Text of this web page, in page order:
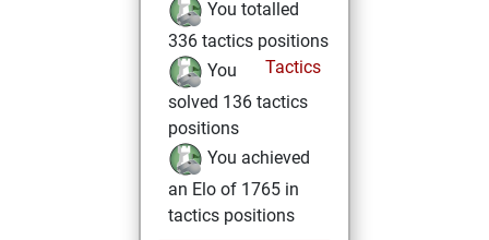
You totalled
336 tactics positions
Tactics
You
solved 136 tactics
positions
You achieved
an Elo of 1765 in
tactics positions